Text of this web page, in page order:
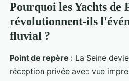
Pourquoi les Yachts de
révolutionnent-ils
fluvial ?
Point de repère : La Seine
réception privée avec vue